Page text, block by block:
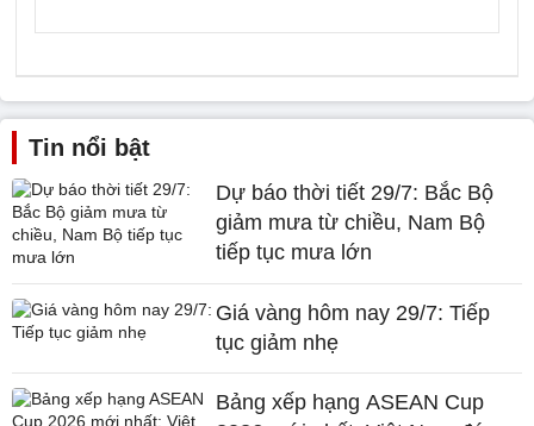
Tin nổi bật
Dự báo thời tiết 29/7: Bắc Bộ
giảm mưa từ chiều, Nam Bộ
tiếp tục mưa lớn
Giá vàng hôm nay 29/7: Tiếp
tục giảm nhẹ
Bảng xếp hạng ASEAN Cup